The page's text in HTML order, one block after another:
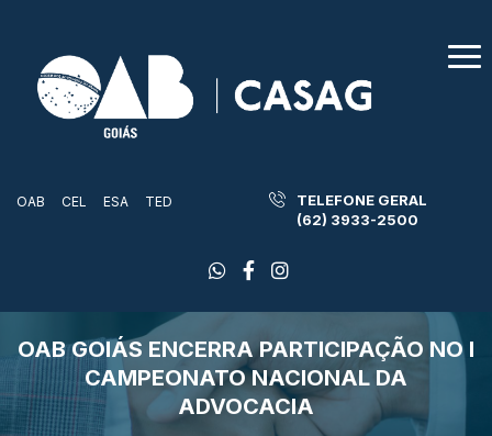
OAB CEL ESA TED
TELEFONE GERAL
(62) 3933-2500
OAB GOIÁS ENCERRA PARTICIPAÇÃO NO I
CAMPEONATO NACIONAL DA
ADVOCACIA